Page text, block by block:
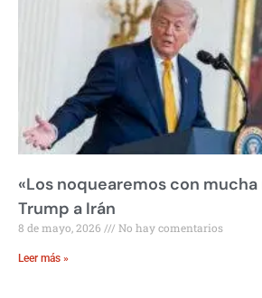
«Los noquearemos con mucha
Trump a Irán
8 de mayo, 2026 No hay comentarios
Leer más »